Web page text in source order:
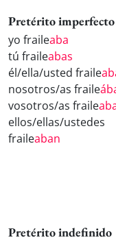
Pretérito imperfecto
yo fraileaba
tú fraileabas
él/ella/usted fraile
nosotros/as fraile
vosotros/as fraile
ellos/ellas/ustedes
fraileaban
Pretérito indefinido